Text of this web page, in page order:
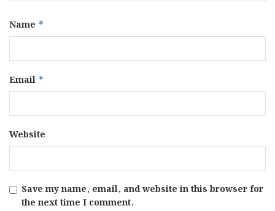
Name *
Email *
Website
Save my name, email, and website in this browser for
the next time I comment.